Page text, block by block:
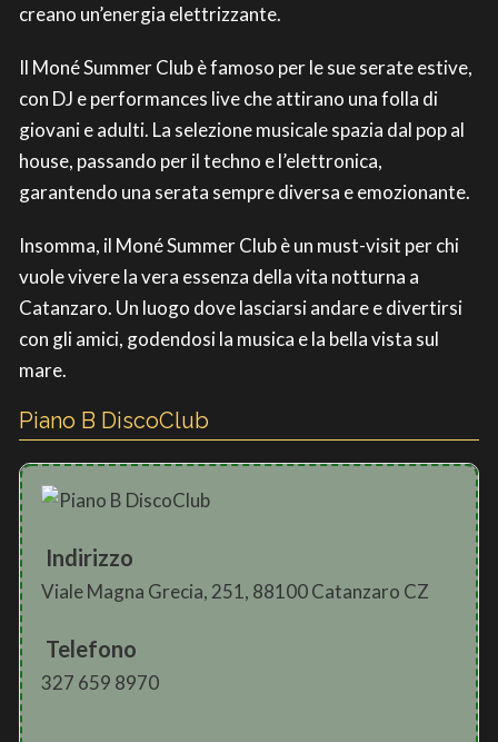
creano un’energia elettrizzante.
Il Moné Summer Club è famoso per le sue serate estive,
con DJ e performances live che attirano una folla di
giovani e adulti. La selezione musicale spazia dal pop al
house, passando per il techno e l’elettronica,
garantendo una serata sempre diversa e emozionante.
Insomma, il Moné Summer Club è un must-visit per chi
vuole vivere la vera essenza della vita notturna a
Catanzaro. Un luogo dove lasciarsi andare e divertirsi
con gli amici, godendosi la musica e la bella vista sul
mare.
Piano B DiscoClub
Indirizzo
Viale Magna Grecia, 251, 88100 Catanzaro CZ
Telefono
327 659 8970